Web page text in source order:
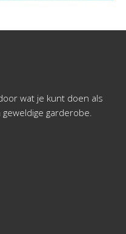
wat je kunt doen als
garderobe.